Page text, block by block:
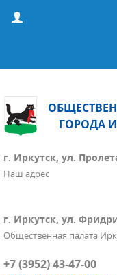
ГОРОДА
г. Иркутск, ул.
Наш адрес
г. Иркутск, ул.
Общественная палата
+7 (3952) 43-47-00